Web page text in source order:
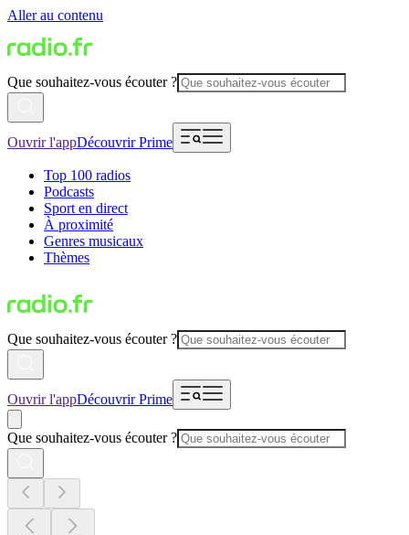
Aller au contenu
Que souhaitez-vous écouter ?
Ouvrir l'appDécouvrir Prime
Top 100 radios
Podcasts
Sport en direct
À proximité
Genres musicaux
Thèmes
Que souhaitez-vous écouter ?
Ouvrir l'appDécouvrir Prime
Que souhaitez-vous écouter ?